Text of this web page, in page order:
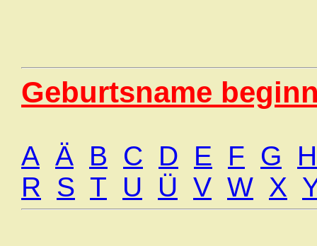
Geburtsname
A Ä B C D E F G
H
R
S T U Ü V W X